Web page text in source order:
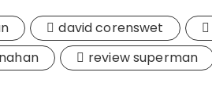
david corenswet
review superman